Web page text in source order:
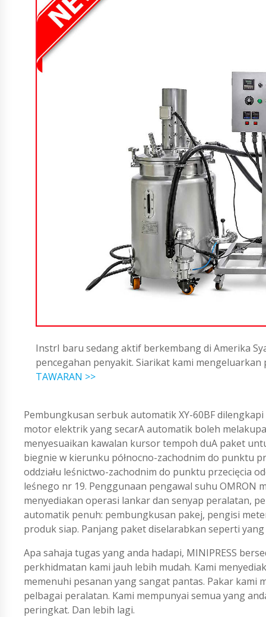
InstrI baru sedang aktif berkembang di Amerika
pencegahan penyakit. Siarikat kami
TAWARAN >>
Pembungkusan serbuk automatik XY-60BF
motor elektrik yang secarA automatik boleh
menyesuaikan kawalan kursor tempoh duA paket
biegnie w kierunku północno-zachodnim do punktu
oddziału leśnictwo-zachodnim do punktu przecięcia
leśnego nr 19. Penggunaan pengawal suhu OMRON
menyediakan operasi lankar dan senyap peralatan,
automatik penuh: pembungkusan pakej, pengisi
produk siap. Panjang paket diselarabkan seperti
Apa sahaja tugas yang anda hadapi, MINIPRESS
perkhidmatan kami jauh lebih mudah. Kami
memenuhi pesanan yang sangat pantas. Pakar
pelbagai peralatan. Kami mempunyai semua yang
peringkat. Dan lebih lagi.